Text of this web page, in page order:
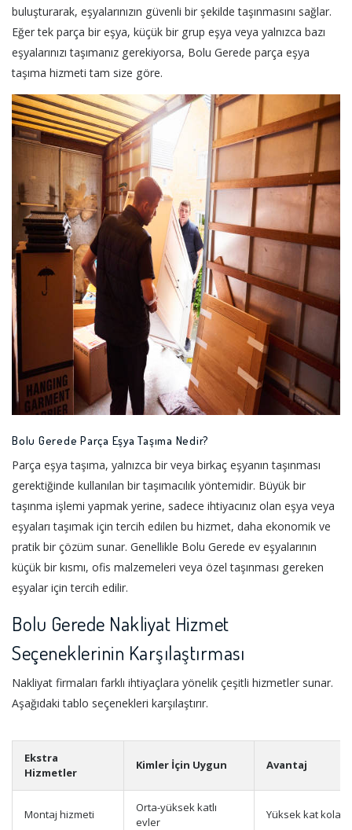
buluşturarak, eşyalarınızın güvenli bir şekilde taşınmasını sağlar.
Eğer tek parça bir eşya, küçük bir grup eşya veya yalnızca bazı
eşyalarınızı taşımanız gerekiyorsa, Bolu Gerede parça eşya
taşıma hizmeti tam size göre.
Bolu Gerede Parça Eşya Taşıma Nedir?
Parça eşya taşıma, yalnızca bir veya birkaç eşyanın taşınması
gerektiğinde kullanılan bir taşımacılık yöntemidir. Büyük bir
taşınma işlemi yapmak yerine, sadece ihtiyacınız olan eşya veya
eşyaları taşımak için tercih edilen bu hizmet, daha ekonomik ve
pratik bir çözüm sunar. Genellikle Bolu Gerede ev eşyalarının
küçük bir kısmı, ofis malzemeleri veya özel taşınması gereken
eşyalar için tercih edilir.
Bolu Gerede Nakliyat Hizmet
Seçeneklerinin Karşılaştırması
Nakliyat firmaları farklı ihtiyaçlara yönelik çeşitli hizmetler sunar.
Aşağıdaki tablo seçenekleri karşılaştırır.
Ekstra
Hizmetler
Kimler İçin Uygun Avantaj
Montaj hizmeti
Orta-yüksek katlı
evler
Yüksek kat